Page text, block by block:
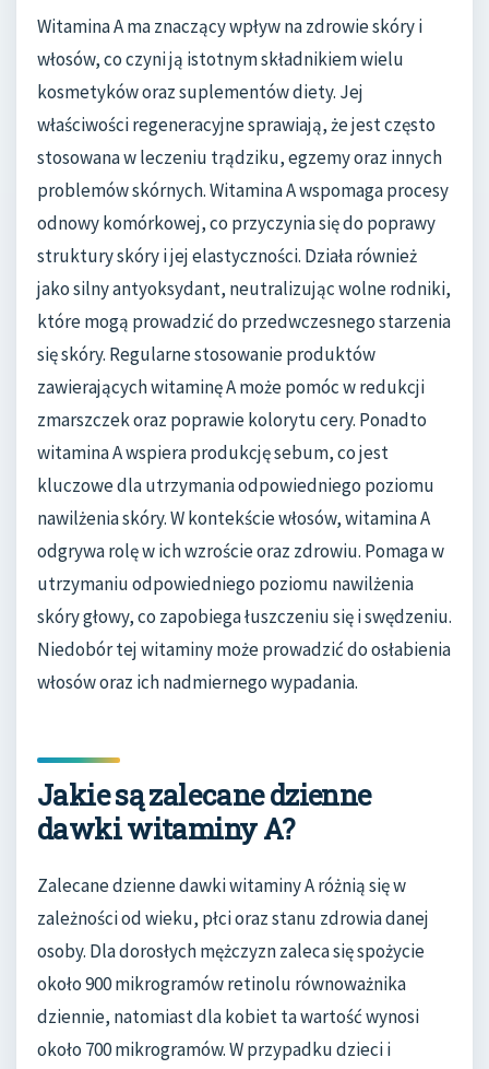
Witamina A ma znaczący wpływ na zdrowie skóry i
włosów, co czyni ją istotnym składnikiem wielu
kosmetyków oraz suplementów diety. Jej
właściwości regeneracyjne sprawiają, że jest często
stosowana w leczeniu trądziku, egzemy oraz innych
problemów skórnych. Witamina A wspomaga procesy
odnowy komórkowej, co przyczynia się do poprawy
struktury skóry i jej elastyczności. Działa również
jako silny antyoksydant, neutralizując wolne rodniki,
które mogą prowadzić do przedwczesnego starzenia
się skóry. Regularne stosowanie produktów
zawierających witaminę A może pomóc w redukcji
zmarszczek oraz poprawie kolorytu cery. Ponadto
witamina A wspiera produkcję sebum, co jest
kluczowe dla utrzymania odpowiedniego poziomu
nawilżenia skóry. W kontekście włosów, witamina A
odgrywa rolę w ich wzroście oraz zdrowiu. Pomaga w
utrzymaniu odpowiedniego poziomu nawilżenia
skóry głowy, co zapobiega łuszczeniu się i swędzeniu.
Niedobór tej witaminy może prowadzić do osłabienia
włosów oraz ich nadmiernego wypadania.
Jakie są zalecane dzienne
dawki witaminy A?
Zalecane dzienne dawki witaminy A różnią się w
zależności od wieku, płci oraz stanu zdrowia danej
osoby. Dla dorosłych mężczyzn zaleca się spożycie
około 900 mikrogramów retinolu równoważnika
dziennie, natomiast dla kobiet ta wartość wynosi
około 700 mikrogramów. W przypadku dzieci i